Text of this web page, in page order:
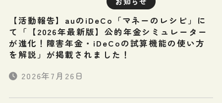
【活動報告】auのiDeCo「マネーのレシピ」に
て「【2026年最新版】公的年金シミュレーター
が進化！障害年金・iDeCoの試算機能の使い方
を解説」が掲載されました！
2026年7月26日